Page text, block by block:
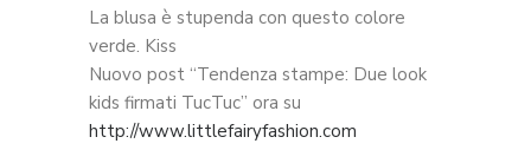
La blusa è stupenda con questo colore
verde. Kiss
Nuovo post “Tendenza stampe: Due look
kids firmati TucTuc” ora su
http://www.littlefairyfashion.com